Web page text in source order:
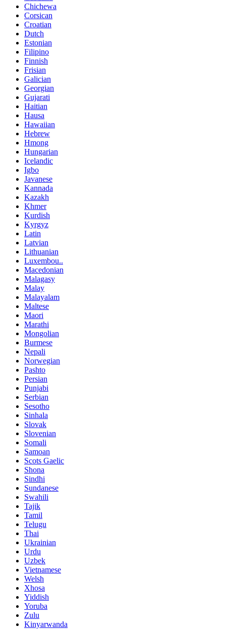
Chichewa
Corsican
Croatian
Dutch
Estonian
Filipino
Finnish
Frisian
Galician
Georgian
Gujarati
Haitian
Hausa
Hawaiian
Hebrew
Hmong
Hungarian
Icelandic
Igbo
Javanese
Kannada
Kazakh
Khmer
Kurdish
Kyrgyz
Latin
Latvian
Lithuanian
Luxembou..
Macedonian
Malagasy
Malay
Malayalam
Maltese
Maori
Marathi
Mongolian
Burmese
Nepali
Norwegian
Pashto
Persian
Punjabi
Serbian
Sesotho
Sinhala
Slovak
Slovenian
Somali
Samoan
Scots Gaelic
Shona
Sindhi
Sundanese
Swahili
Tajik
Tamil
Telugu
Thai
Ukrainian
Urdu
Uzbek
Vietnamese
Welsh
Xhosa
Yiddish
Yoruba
Zulu
Kinyarwanda